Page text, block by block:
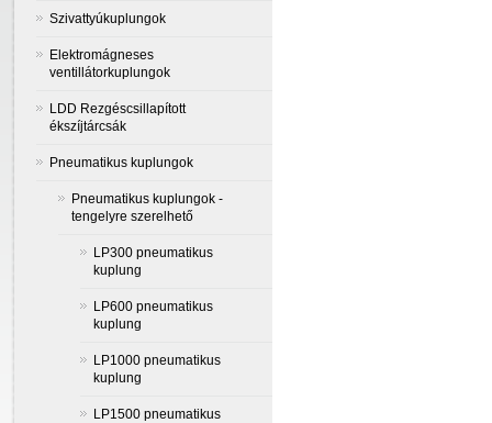
Szivattyúkuplungok
Elektromágneses
ventillátorkuplungok
LDD Rezgéscsillapított
ékszíjtárcsák
Pneumatikus kuplungok
Pneumatikus kuplungok -
tengelyre szerelhető
LP300 pneumatikus
kuplung
LP600 pneumatikus
kuplung
LP1000 pneumatikus
kuplung
LP1500 pneumatikus